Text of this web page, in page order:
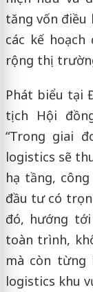
tăng vốn điều
các kế
rộng thị
Phát biểu tại
tịch Hội
“Trong giai
logistics sẽ
hạ tầng,
đầu tư có
đó, hướng
toàn trình,
mà còn từng
logistics khu